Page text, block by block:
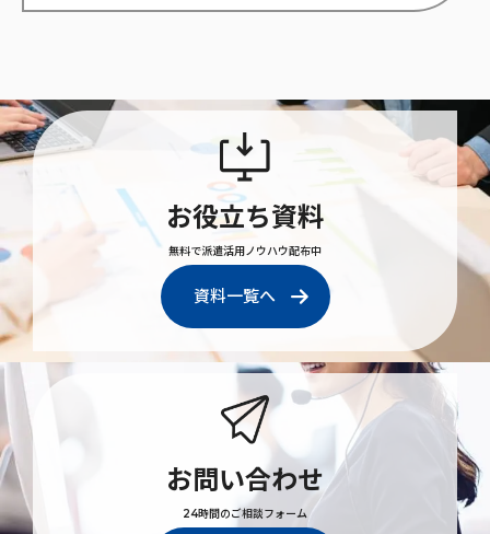
お役立ち資料
無料で派遣活用ノウハウ配布中
資料一覧へ
お問い合わせ
24時間のご相談フォーム